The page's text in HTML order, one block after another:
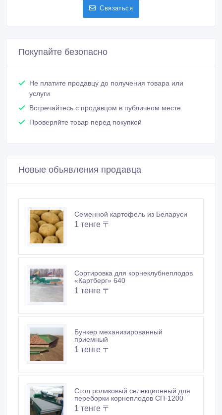
Связаться
Покупайте безопасно
Не платите продавцу до получения товара или
услуги
Встречайтесь с продавцом в публичном месте
Проверяйте товар перед покупкой
Новые объявления продавца
Семенной картофель из Беларуси
1 тенге 〒
Сортировка для корнеклубнеплодов
«Картберг» 640
1 тенге 〒
Бункер механизированный
приемный
1 тенге 〒
Стол роликовый селекционный для
переборки корнеплодов СП-1200
1 тенге 〒